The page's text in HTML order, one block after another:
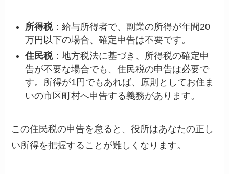
所得税：給与所得者で、副業の所得が年間20
万円以下の場合、確定申告は不要です。
住民税：地方税法に基づき、所得税の確定申
告が不要な場合でも、住民税の申告は必要で
す。所得が1円でもあれば、原則としてお住ま
いの市区町村へ申告する義務があります。
この住民税の申告を怠ると、役所はあなたの正し
い所得を把握することが難しくなります。